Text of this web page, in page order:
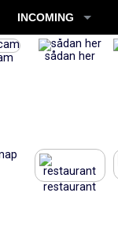
INCOMING
sådan her
restaurant